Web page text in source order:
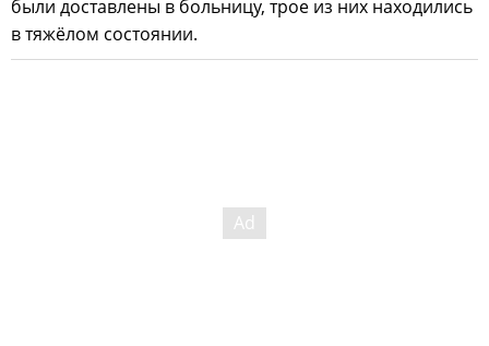
были доставлены в больницу, трое из них находились
в тяжёлом состоянии.